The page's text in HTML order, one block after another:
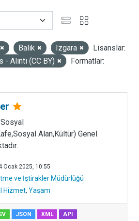
Balık Izgara
Lisanslar:
Alıntı (CC BY)
Formatlar:
Alan,Kültür) Genel
Ocak 2025, 10:55
ve İştirakler Müdürlüğü
Hizmet, Yaşam
JSON XML API